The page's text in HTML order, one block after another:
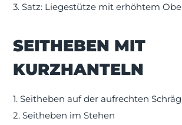
3. Satz: Liegestütze mit erhöhtem
SEITHEBEN MIT
KURZHANTELN
1. Seitheben auf der aufrechten
2. Seitheben im Stehen